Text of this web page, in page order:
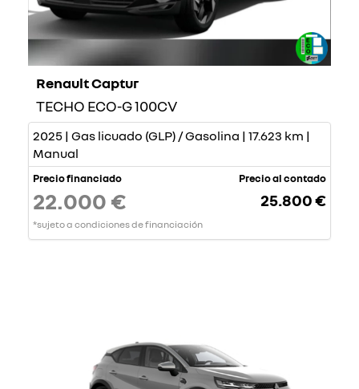
Renault Captur
TECHO ECO-G 100CV
2025 | Gas licuado (GLP) / Gasolina | 17.623 km |
Manual
Precio financiado
22.000 €
*sujeto a condiciones de financiación
Precio al contado
25.800 €